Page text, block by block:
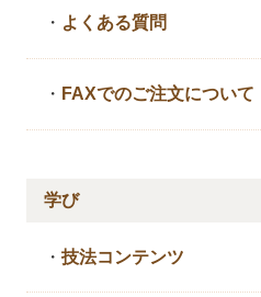
・ よくある質問
・ FAXでのご注文について
学び
・技法コンテンツ